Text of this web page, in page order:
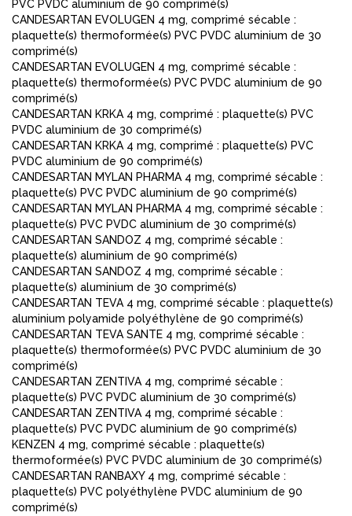
PVC PVDC aluminium de 90 comprimé(s)
CANDESARTAN EVOLUGEN 4 mg, comprimé sécable :
plaquette(s) thermoformée(s) PVC PVDC aluminium de 30
comprimé(s)
CANDESARTAN EVOLUGEN 4 mg, comprimé sécable :
plaquette(s) thermoformée(s) PVC PVDC aluminium de 90
comprimé(s)
CANDESARTAN KRKA 4 mg, comprimé : plaquette(s) PVC
PVDC aluminium de 30 comprimé(s)
CANDESARTAN KRKA 4 mg, comprimé : plaquette(s) PVC
PVDC aluminium de 90 comprimé(s)
CANDESARTAN MYLAN PHARMA 4 mg, comprimé sécable :
plaquette(s) PVC PVDC aluminium de 90 comprimé(s)
CANDESARTAN MYLAN PHARMA 4 mg, comprimé sécable :
plaquette(s) PVC PVDC aluminium de 30 comprimé(s)
CANDESARTAN SANDOZ 4 mg, comprimé sécable :
plaquette(s) aluminium de 90 comprimé(s)
CANDESARTAN SANDOZ 4 mg, comprimé sécable :
plaquette(s) aluminium de 30 comprimé(s)
CANDESARTAN TEVA 4 mg, comprimé sécable : plaquette(s)
aluminium polyamide polyéthylène de 90 comprimé(s)
CANDESARTAN TEVA SANTE 4 mg, comprimé sécable :
plaquette(s) thermoformée(s) PVC PVDC aluminium de 30
comprimé(s)
CANDESARTAN ZENTIVA 4 mg, comprimé sécable :
plaquette(s) PVC PVDC aluminium de 30 comprimé(s)
CANDESARTAN ZENTIVA 4 mg, comprimé sécable :
plaquette(s) PVC PVDC aluminium de 90 comprimé(s)
KENZEN 4 mg, comprimé sécable : plaquette(s)
thermoformée(s) PVC PVDC aluminium de 30 comprimé(s)
CANDESARTAN RANBAXY 4 mg, comprimé sécable :
plaquette(s) PVC polyéthylène PVDC aluminium de 90
comprimé(s)